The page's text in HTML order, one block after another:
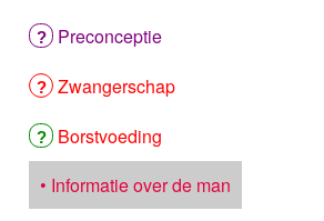
Preconceptie
Zwangerschap
Borstvoeding
• Informatie over de man